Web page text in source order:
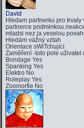
David
Hledam partnerku pro
partnerce
mladsi nez ja.veselou
Hledám vážný vztah
Orientace sWiTchující
Zaměření -toto pole uživatel
Bondage Yes
Spanking Yes
Elektro No
Roleplay Yes
Zoomorfie No